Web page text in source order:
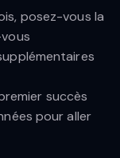
posez-vous la
succès
pour aller